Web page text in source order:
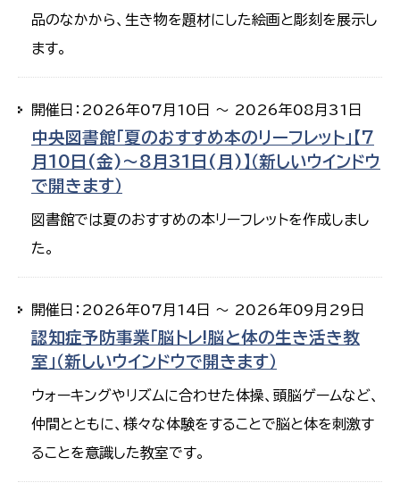
品のなかから、生き物を題材にした絵画と彫刻を展示し
ます。
開催日：2026年07月10日 ～ 2026年08月31日
中央図書館「夏のおすすめ本のリーフレット」【7
月10日(金)～8月31日(月)】（新しいウインドウ
で開きます）
図書館では夏のおすすめの本リーフレットを作成しまし
た。
開催日：2026年07月14日 ～ 2026年09月29日
認知症予防事業「脳トレ!脳と体の生き活き教
室」（新しいウインドウで開きます）
ウォーキングやリズムに合わせた体操、頭脳ゲームなど、
仲間とともに、様々な体験をすることで脳と体を刺激す
ることを意識した教室です。